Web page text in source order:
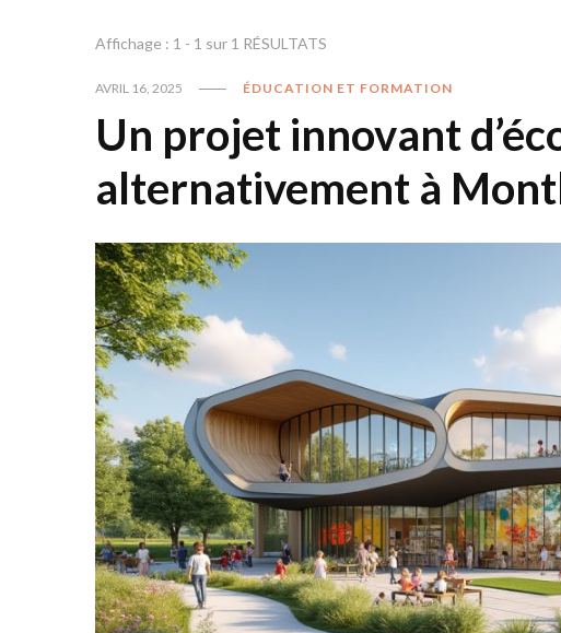
Affichage : 1 - 1 sur 1 RÉSULTATS
AVRIL 16, 2025 ÉDUCATION ET FORMATION
Un projet innovant
alternativement à